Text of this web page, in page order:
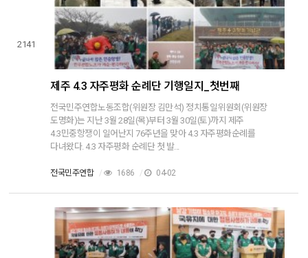
2141
제주 4.3 자주평화 순례단 기행일지_첫번째
전국민주연합노동조합(위원장 김만석) 정치통일위원회(위원장
도명화)는 지난 3월 28일(목)부터 3월 30일(토)까지 제주
4.3민중항쟁이 일어난지 76주년을 맞아 4.3 자주평화순례를
다녀왔다. 4.3 자주평화 순례단 첫 발...
전국민주연합 / 1686 / 04-02